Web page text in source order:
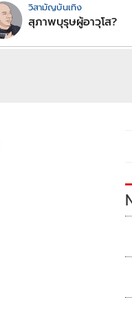
วิสามัญบันเทิง
สุภาพบุรุษผู้อาวุโส?